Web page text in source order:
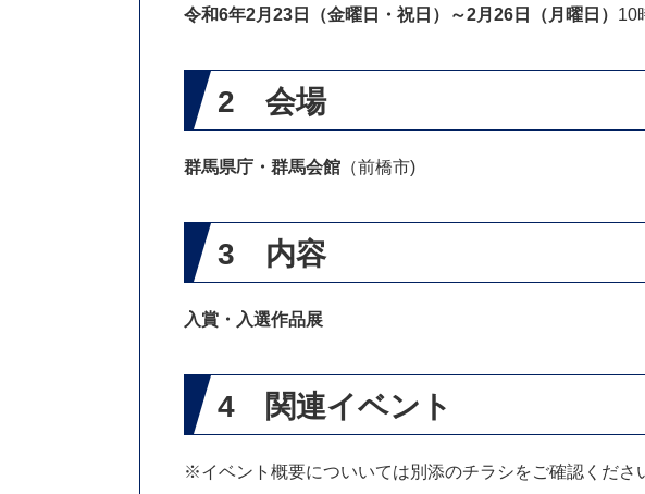
令和6年2月23日（金曜日・祝日）～2月26日（月曜日） 10
2 会場
群馬県庁・群馬会館 （前橋市)
3 内容
入賞・入選作品展
4 関連イベント
※イベント概要についいては別添のチラシをご確認くださ